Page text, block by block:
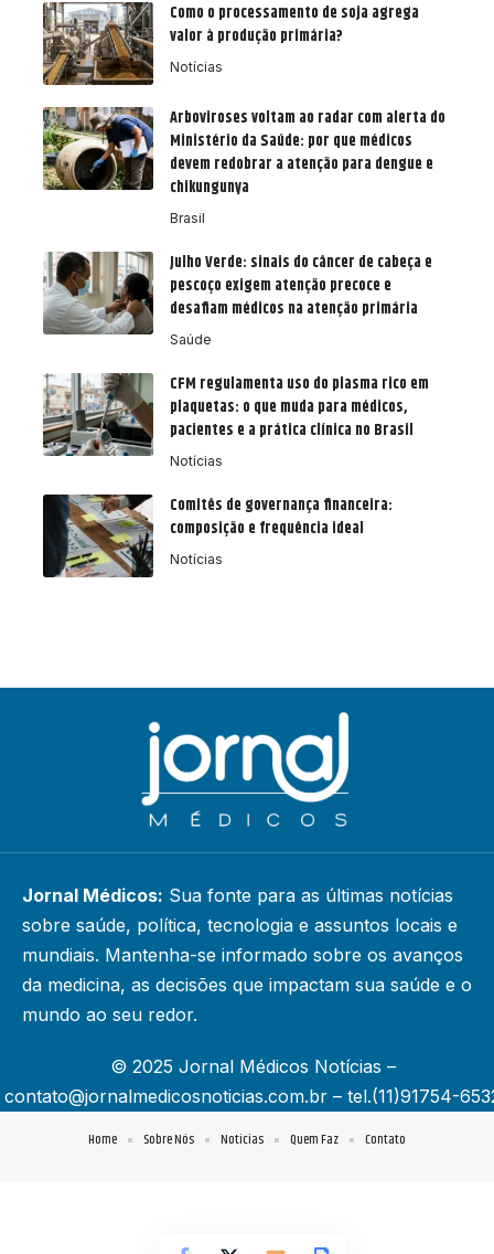
Como o processamento de soja agrega
valor à produção primária?
Notícias
Arboviroses voltam ao radar com alerta do
Ministério da Saúde: por que médicos
devem redobrar a atenção para dengue e
chikungunya
Brasil
Julho Verde: sinais do câncer de cabeça e
pescoço exigem atenção precoce e
desafiam médicos na atenção primária
Saúde
CFM regulamenta uso do plasma rico em
plaquetas: o que muda para médicos,
pacientes e a prática clínica no Brasil
Notícias
Comitês de governança financeira:
composição e frequência ideal
Notícias
Jornal Médicos: Sua fonte para as últimas notícias
sobre saúde, política, tecnologia e assuntos locais e
mundiais. Mantenha-se informado sobre os avanços
da medicina, as decisões que impactam sua saúde e o
mundo ao seu redor.
© 2025 Jornal Médicos Notícias –
contato@jornalmedicosnoticias.com.br – tel.(11)91754-
Home Sobre Nós Notícias Quem Faz Contato